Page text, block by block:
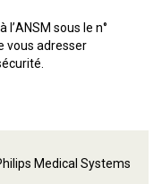
sous le n°
vous adresser
Medical Systems